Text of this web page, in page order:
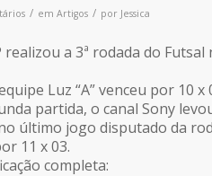
/ em Artigos / por Jessica
a 3ª rodada do Futsal
Luz “A” venceu por 10 x
partida, o canal Sony
último jogo disputado da
11 x 03.
completa: